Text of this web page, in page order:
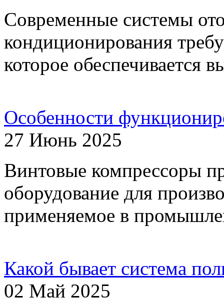
Современные системы
кондиционирования
которое обеспечивается
Особенности
27 Июнь 2025
Винтовые компрессоры
оборудование для
применяемое в
Какой бывает система
02 Май 2025